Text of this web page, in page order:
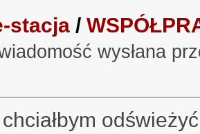
stacja /
wysłana